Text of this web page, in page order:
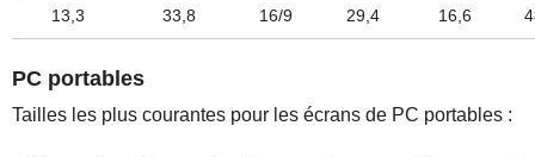
13,3 33,8 16/9 29,4 16,6
PC portables
Tailles les plus courantes pour les écrans de PC portables :